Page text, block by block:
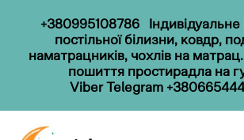
+380995108786
постільної білизни, ковдр,
наматрацників, чохлів на
пошиття простирадла на
Viber Telegram